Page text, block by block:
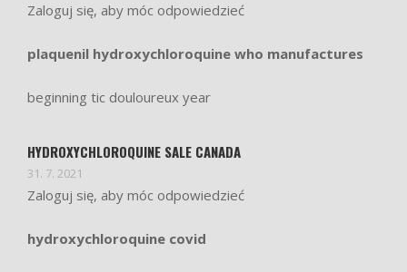
Zaloguj się, aby móc odpowiedzieć
plaquenil hydroxychloroquine who manufactures
beginning tic douloureux year
HYDROXYCHLOROQUINE SALE CANADA
31. 7. 2021
Zaloguj się, aby móc odpowiedzieć
hydroxychloroquine covid